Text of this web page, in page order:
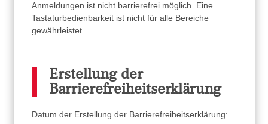
Anmeldungen ist nicht barrierefrei möglich. Eine
Tastaturbedienbarkeit ist nicht für alle Bereiche
gewährleistet.
Erstellung der
Barrierefreiheitserklärung
Datum der Erstellung der Barrierefreiheitserklärung: